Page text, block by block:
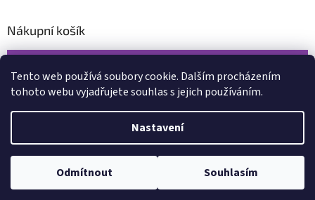
Tento web používá soubory cookie. Dalším procházením
tohoto webu vyjadřujete souhlas s jejich používáním.
Nastavení
Odmítnout Souhlasím
Nákupní košík
Vytvořil Shoptet
Copyright 2026www.xcena.cz. Všechna práva vyhrazena.Upravit